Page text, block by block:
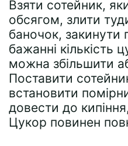
Взяти сотейник,
обсягом, злити
баночок, закинути
бажанні кількість
можна збільшити
Поставити
встановити
довести до
Цукор повинен